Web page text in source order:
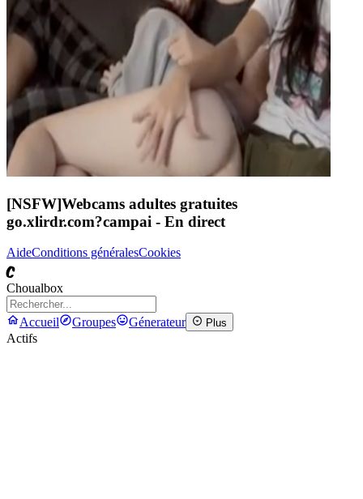
[NSFW]Webcams adultes gratuites
go.xlirdr.com?campai - En direct
AideConditions généralesCookies
C
Choualbox
Accueil Groupes Génerateur Plus
Actifs